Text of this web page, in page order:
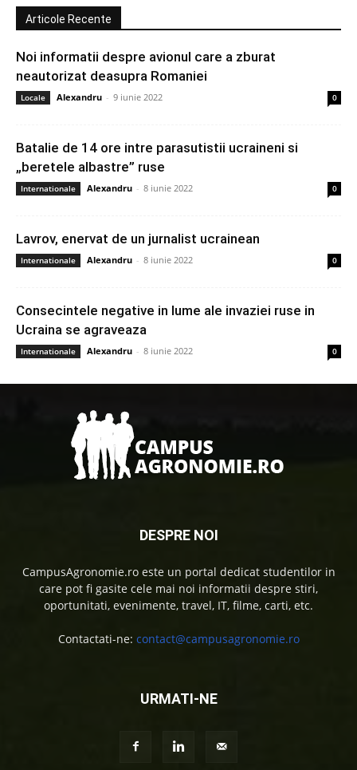
Articole Recente
Noi informatii despre avionul care a zburat
neautorizat deasupra Romaniei
Locale Alexandru - 9 iunie 2022 0
Batalie de 14 ore intre parasutistii ucraineni si
„beretele albastre” ruse
Internationale Alexandru - 8 iunie 2022 0
Lavrov, enervat de un jurnalist ucrainean
Internationale Alexandru - 8 iunie 2022 0
Consecintele negative in lume ale invaziei ruse in
Ucraina se agraveaza
Internationale Alexandru - 8 iunie 2022 0
DESPRE NOI
CampusAgronomie.ro este un portal dedicat studentilor in
care pot fi gasite cele mai noi informatii despre stiri,
oportunitati, evenimente, travel, IT, filme, carti, etc.
Contactati-ne: contact@campusagronomie.ro
URMATI-NE